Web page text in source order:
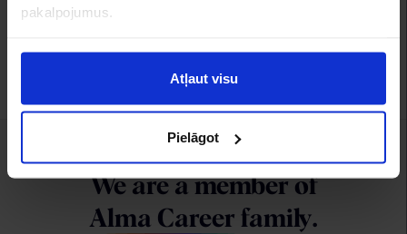
pakalpojumus.
Atļaut visu
Pielāgot
Alma Career Latvia:
Topdarbadevejs.lv
Izstrāde
We are a member of
Alma Career family.